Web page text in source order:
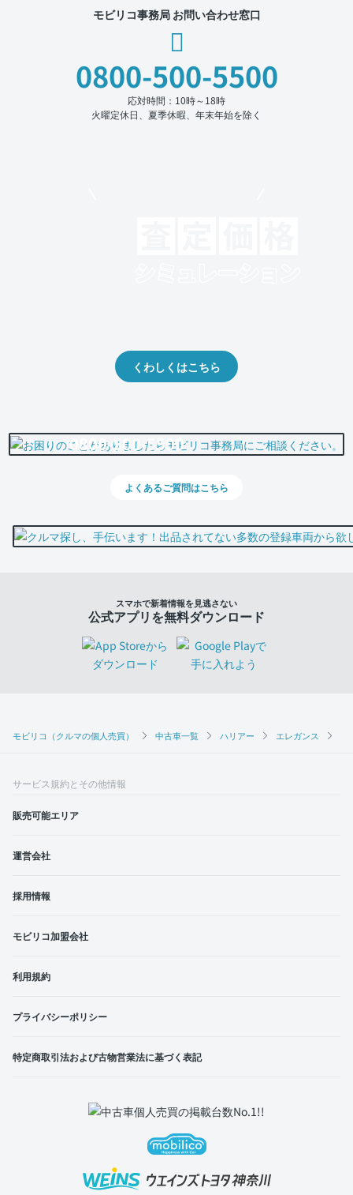
モビリコ（クルマの個人売買） 中古車一覧 ハリアー エレガンス
モビリコ事務局 お問い合わせ窓口
0800-500-5500
応対時間：10時～18時
火曜定休日、夏季休暇、年末年始を除く
くわしくはこちら
0800-500-5500
よくあるご質問はこちら
スマホで新着情報を見逃さない
公式アプリを無料ダウンロード
サービス規約とその他情報
販売可能エリア
運営会社
採用情報
モビリコ加盟会社
利用規約
プライバシーポリシー
特定商取引法および古物営業法に基づく表記